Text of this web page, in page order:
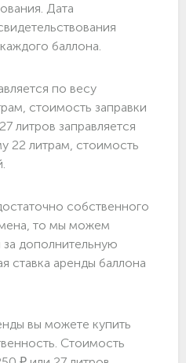
Дата
баллона.
по весу
стоимость заправки
литров заправляется
22 литрам, стоимость
собственного
то мы можем
за дополнительную
ставка аренды баллона
вы можете купить
Стоимость